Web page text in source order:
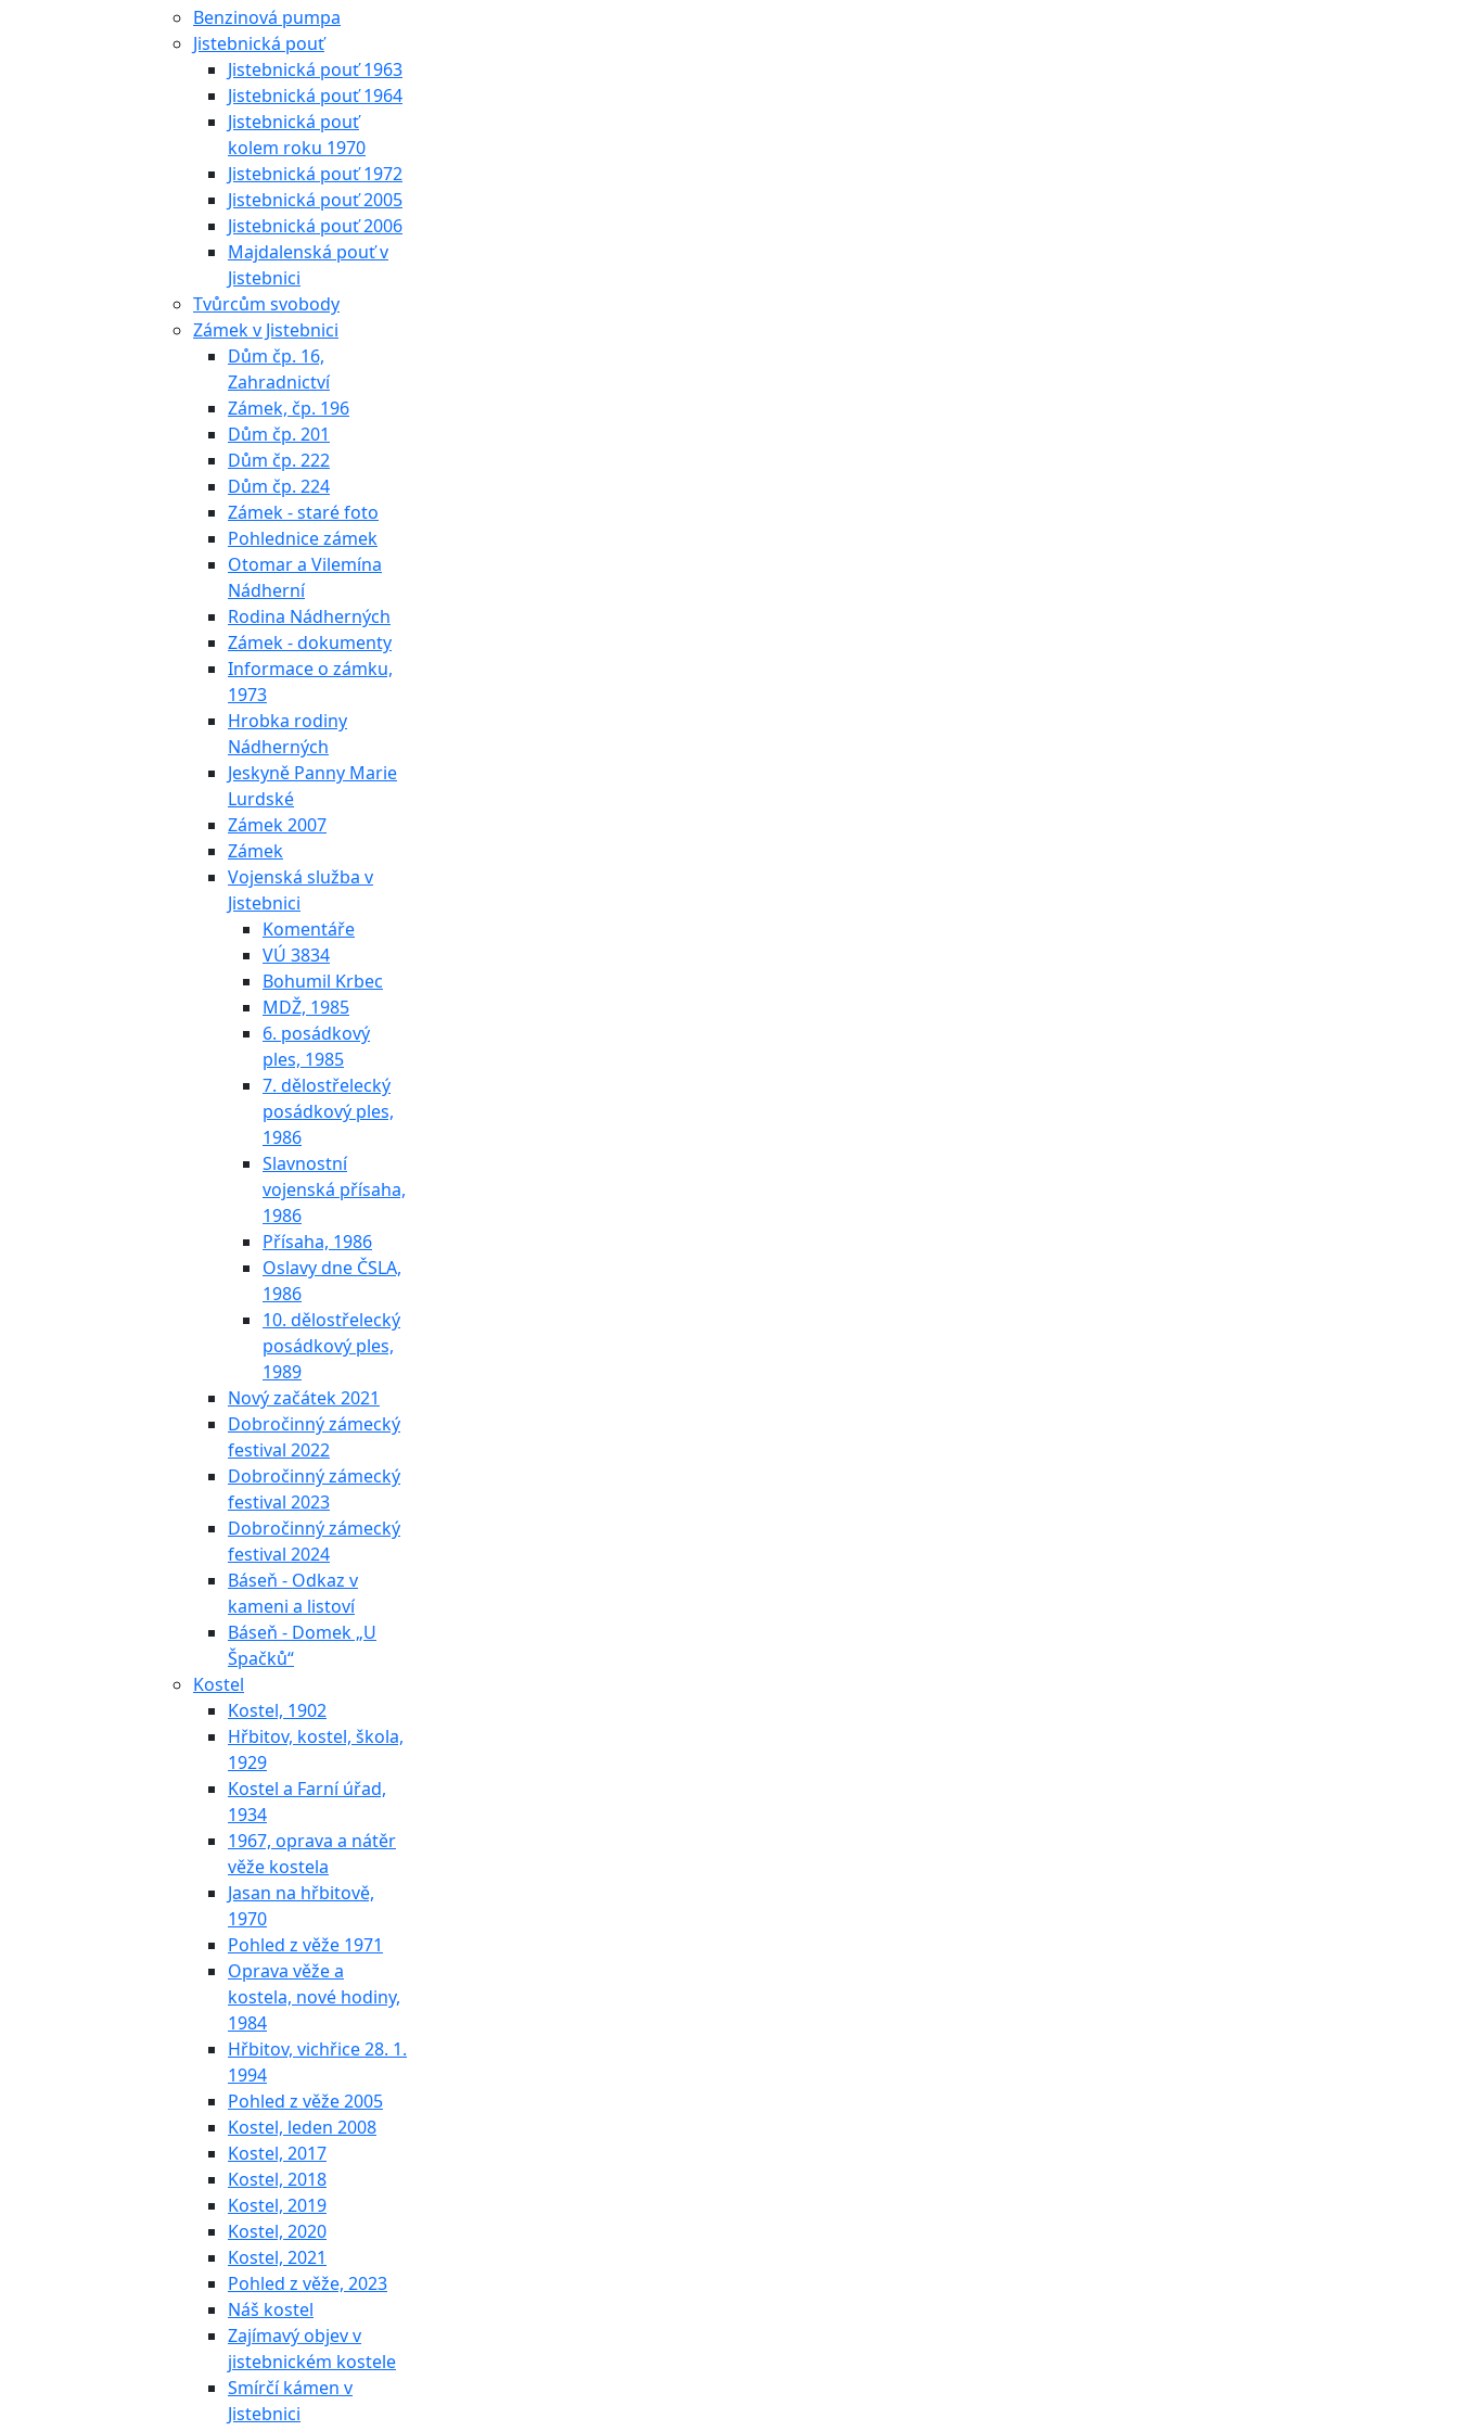
Benzinová pumpa
Jistebnická pouť
Jistebnická pouť 1963
Jistebnická pouť 1964
Jistebnická pouť
kolem roku 1970
Jistebnická pouť 1972
Jistebnická pouť 2005
Jistebnická pouť 2006
Majdalenská pouť v
Jistebnici
Tvůrcům svobody
Zámek v Jistebnici
Dům čp. 16,
Zahradnictví
Zámek, čp. 196
Dům čp. 201
Dům čp. 222
Dům čp. 224
Zámek - staré foto
Pohlednice zámek
Otomar a Vilemína
Nádherní
Rodina Nádherných
Zámek - dokumenty
Informace o zámku,
1973
Hrobka rodiny
Nádherných
Jeskyně Panny Marie
Lurdské
Zámek 2007
Zámek
Vojenská služba v
Jistebnici
Komentáře
VÚ 3834
Bohumil Krbec
MDŽ, 1985
6. posádkový
ples, 1985
7. dělostřelecký
posádkový ples,
1986
Slavnostní
vojenská přísaha,
1986
Přísaha, 1986
Oslavy dne ČSLA,
1986
10. dělostřelecký
posádkový ples,
1989
Nový začátek 2021
Dobročinný zámecký
festival 2022
Dobročinný zámecký
festival 2023
Dobročinný zámecký
festival 2024
Báseň - Odkaz v
kameni a listoví
Báseň - Domek „U
Špačků“
Kostel
Kostel, 1902
Hřbitov, kostel, škola,
1929
Kostel a Farní úřad,
1934
1967, oprava a nátěr
věže kostela
Jasan na hřbitově,
1970
Pohled z věže 1971
Oprava věže a
kostela, nové hodiny,
1984
Hřbitov, vichřice 28. 1.
1994
Pohled z věže 2005
Kostel, leden 2008
Kostel, 2017
Kostel, 2018
Kostel, 2019
Kostel, 2020
Kostel, 2021
Pohled z věže, 2023
Náš kostel
Zajímavý objev v
jistebnickém kostele
Smírčí kámen v
Jistebnici